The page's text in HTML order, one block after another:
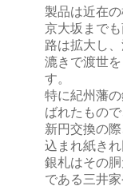
製品は近在
京大坂まで
路は拡大し
漉きで渡世
す。
特に紀州藩
ばれたもの
新円交換の
込まれ紙き
銀札はその
である三井